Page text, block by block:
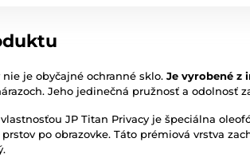
nie je obyčajné ochranné sklo. Je vyrobené z
Jeho jedinečná pružnosť a odolnosť
JP Titan Privacy je špeciálna
po obrazovke. Táto prémiová vrstva